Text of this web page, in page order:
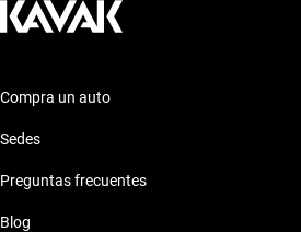
Compra un auto
Sedes
Preguntas frecuentes
Blog